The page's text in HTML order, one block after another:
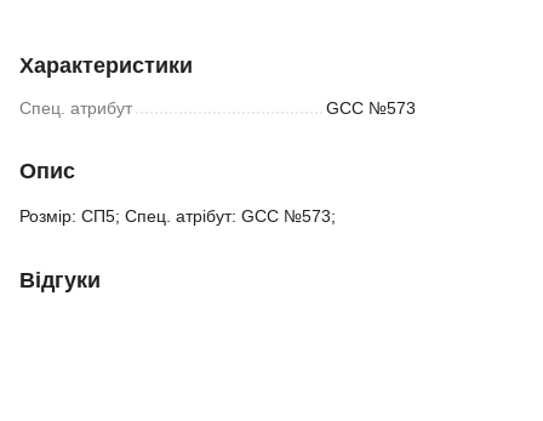
Характеристики
Спец. атрибут GCC №573
Опис
Розмір: СП5; Спец. атрібут: GCC №573;
Відгуки